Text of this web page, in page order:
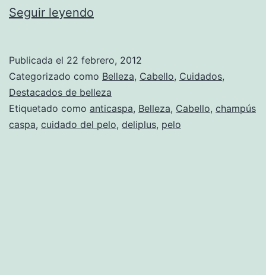
Seguir leyendo
con
caspa
Publicada el 22 febrero, 2012
Categorizado como Belleza, Cabello, Cuidados,
Destacados de belleza
Etiquetado como anticaspa, Belleza, Cabello, champús
caspa, cuidado del pelo, deliplus, pelo